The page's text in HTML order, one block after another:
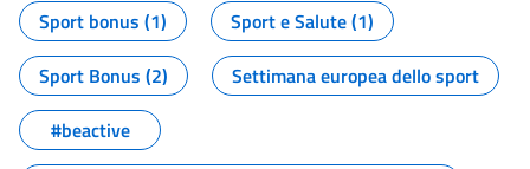
Sport bonus (1)
Sport e Salute (1)
Sport Bonus (2)
Settimana europea dello sport
#beactive